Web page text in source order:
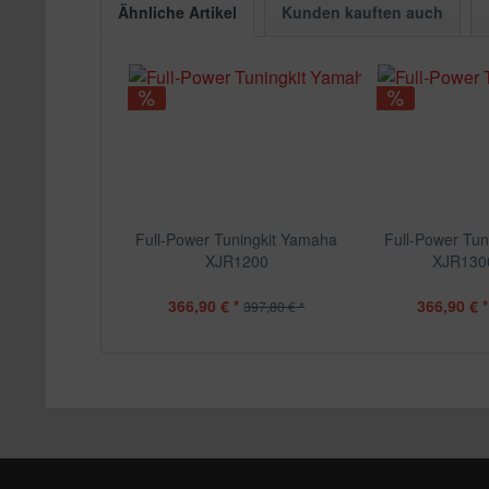
Ähnliche Artikel Kunden kauften auch
Full-Power Tuningkit Yamaha
XJR1200
366,90 € * 397,80 € *
Full-Power
366,90 € *